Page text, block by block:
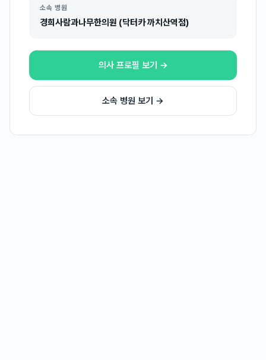
소속 병원
경희사람과나무한의원 (닥터카 까치산역점)
의사 프로필 보기 →
소속 병원 보기 →